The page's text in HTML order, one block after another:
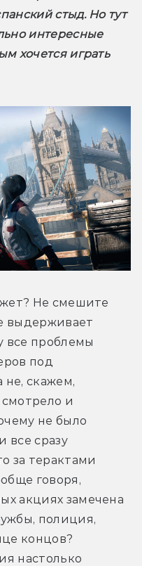
стыд. Но тут
интересные
хочется играть
Не смешите
выдерживает
все проблемы
под
скажем,
и
не было
все сразу
за терактами
говоря,
акциях замечена
полиция,
концов?
настолько